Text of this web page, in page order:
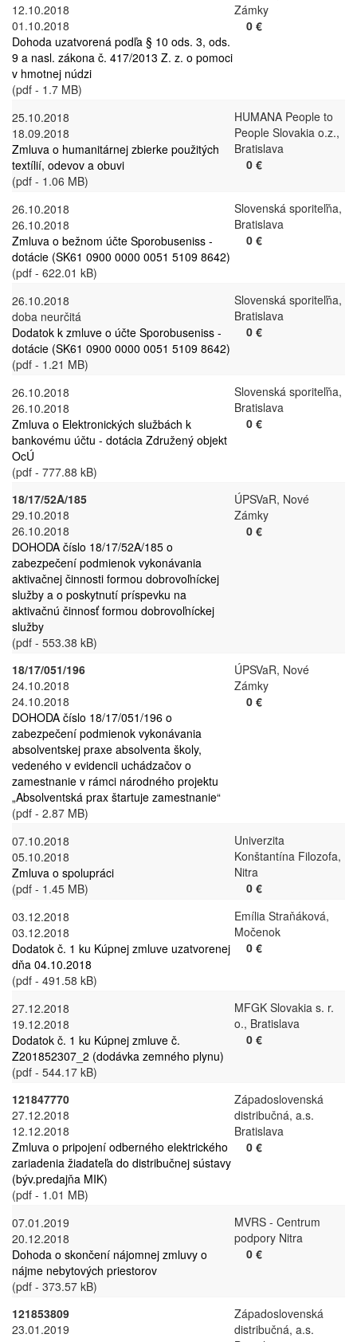
12.10.2018
01.10.2018
Dohoda uzatvorená podľa § 10 ods. 3, ods.
9 a nasl. zákona č. 417/2013 Z. z. o pomoci
v hmotnej núdzi
(pdf - 1.7 MB)
Zámky
0 €
25.10.2018
18.09.2018
Zmluva o humanitárnej zbierke použitých
textílií, odevov a obuvi
(pdf - 1.06 MB)
HUMANA People to
People Slovakia o.z.,
Bratislava
0 €
26.10.2018
26.10.2018
Zmluva o bežnom účte Sporobuseniss -
dotácie (SK61 0900 0000 0051 5109 8642)
(pdf - 622.01 kB)
Slovenská sporiteľňa,
Bratislava
0 €
26.10.2018
doba neurčitá
Dodatok k zmluve o účte Sporobuseniss -
dotácie (SK61 0900 0000 0051 5109 8642)
(pdf - 1.21 MB)
Slovenská sporiteľňa,
Bratislava
0 €
26.10.2018
26.10.2018
Zmluva o Elektronických službách k
bankovému účtu - dotácia Združený objekt
OcÚ
(pdf - 777.88 kB)
Slovenská sporiteľňa,
Bratislava
0 €
18/17/52A/185
29.10.2018
26.10.2018
DOHODA číslo 18/17/52A/185 o
zabezpečení podmienok vykonávania
aktivačnej činnosti formou dobrovoľníckej
služby a o poskytnutí príspevku na
aktivačnú činnosť formou dobrovoľníckej
služby
(pdf - 553.38 kB)
ÚPSVaR, Nové
Zámky
0 €
18/17/051/196
24.10.2018
24.10.2018
DOHODA číslo 18/17/051/196 o
zabezpečení podmienok vykonávania
absolventskej praxe absolventa školy,
vedeného v evidencii uchádzačov o
zamestnanie v rámci národného projektu
„Absolventská prax štartuje zamestnanie“
(pdf - 2.87 MB)
ÚPSVaR, Nové
Zámky
0 €
07.10.2018
05.10.2018
Zmluva o spolupráci
(pdf - 1.45 MB)
Univerzita
Konštantína Filozofa,
Nitra
0 €
03.12.2018
03.12.2018
Dodatok č. 1 ku Kúpnej zmluve uzatvorenej
dňa 04.10.2018
(pdf - 491.58 kB)
Emília Straňáková,
Močenok
0 €
27.12.2018
19.12.2018
Dodatok č. 1 ku Kúpnej zmluve č.
Z201852307_2 (dodávka zemného plynu)
(pdf - 544.17 kB)
MFGK Slovakia s. r.
o., Bratislava
0 €
121847770
27.12.2018
12.12.2018
Zmluva o pripojení odberného elektrického
zariadenia žiadateľa do distribučnej sústavy
(býv.predajňa MIK)
(pdf - 1.01 MB)
Západoslovenská
distribučná, a.s.
Bratislava
0 €
07.01.2019
20.12.2018
Dohoda o skončení nájomnej zmluvy o
nájme nebytových priestorov
(pdf - 373.57 kB)
MVRS - Centrum
podpory Nitra
0 €
121853809
23.01.2019
Západoslovenská
distribučná, a.s.